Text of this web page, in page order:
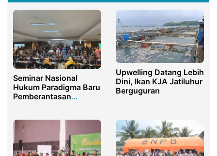
Seminar Nasional
Hukum Paradigma Baru
Pemberantasan
Undang
Pemberantasan Aset
Upwelling Datang Lebih
Dini, Ikan KJA Jatiluhur
Berguguran